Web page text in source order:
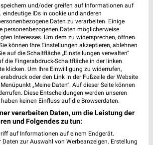
Noch morgen gültig
XXXLutz
und/oder greifen auf Informationen auf
eindeutige IDs in cookie und anderen
Daten zu verarbeiten. Einige
personenbezogenen Daten möglicherweise
Interesses. Um dem zu widersprechen, öffnen
können Ihre Einstellungen akzeptieren, ablehnen
auf die Schaltfläche „Einstellungen verwalten“
die Fingerabdruck-Schaltfläche in der linken
klicken. Um Ihre Einwilligung zu widerrufen,
oder den Link in der Fußzeile der Website
„Meine Daten“. Auf dieser Seite können
Diese Entscheidungen werden unseren
keinen Einfluss auf die Browserdaten.
verarbeiten Daten, um die Leistung der
und Folgendes zu tun:
auf Informationen auf einem Endgerät.
zur Auswahl von Werbeanzeigen. Erstellung